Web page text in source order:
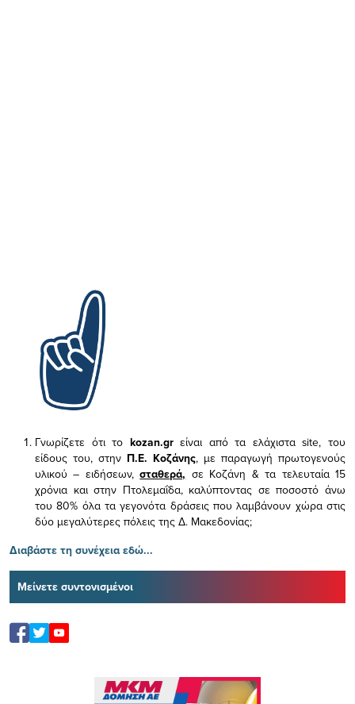
Γνωρίζετε ότι το kozan.gr είναι από τα ελάχισταsite, του
είδους του, στην Π.Ε. Κοζάνης, με παραγωγή πρωτογενούς
υλικού – ειδήσεων,σταθερά, σε Κοζάνη & τα τελευταία 15
χρόνια και στην Πτολεμαΐδα, καλύπτοντας σε ποσοστό άνω
του 80% όλα τα γεγονότα δράσεις που λαμβάνουν χώρα στις
δύο μεγαλύτερες πόλεις της Δ. Μακεδονίας;
Διαβάστε τη συνέχεια εδώ...
Μείνετε συντονισμένοι